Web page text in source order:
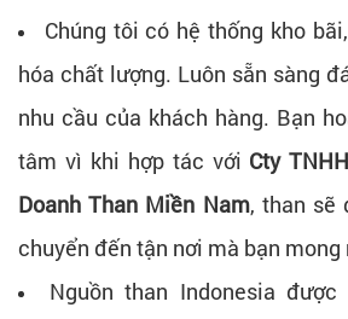
Chúng tôi có hệ thống kho
hóa chất lượng. Luôn sẵn sàng
nhu cầu của khách hàng. Bạn
tâm vì khi hợp tác với Cty
Doanh Than Miền Nam, than sẽ
chuyển đến tận nơi mà bạn mong
Nguồn than Indonesia